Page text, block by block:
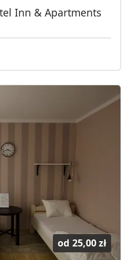
Inn & Apartments
od 25,00 zł